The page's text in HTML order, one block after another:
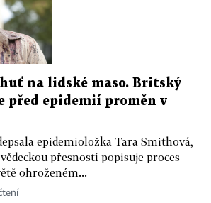
na lidské maso. Britský
před epidemií proměn v
epidemioložka Tara Smithová,
přesností popisuje proces
ohroženém...